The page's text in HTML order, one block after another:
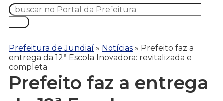
Prefeitura de Jundiaí » Notícias » Prefeito faz a
entrega da 12ª Escola Inovadora: revitalizada e
completa
Prefeito faz a entrega